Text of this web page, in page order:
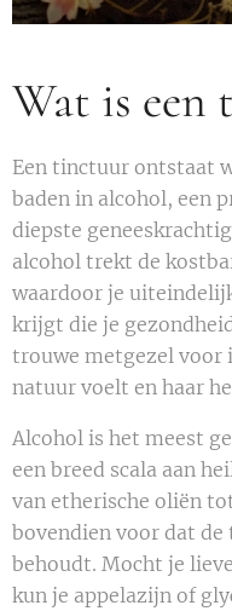
Wat is een
Een tinctuur ontstaat
baden in alcohol, een
diepste
alcohol trekt de
waardoor je
krijgt die je
trouwe metgezel voor
natuur voelt en haar
Alcohol is het meest
een breed scala aan
van etherische oliën
bovendien voor dat
behoudt. Mocht je
kun je appelazijn of